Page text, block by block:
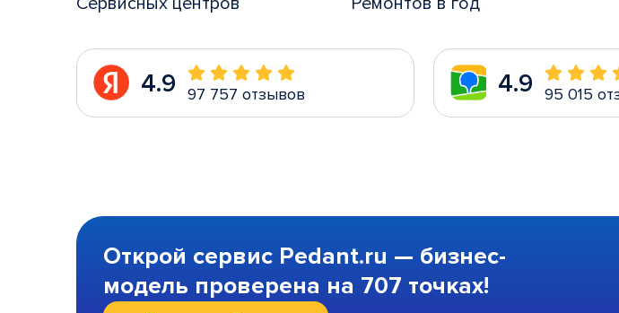
4.9 97 757 отзывов 4.9 95 015
Открой сервис Pedant.ru — бизнес-
модель проверена на 707 точках!